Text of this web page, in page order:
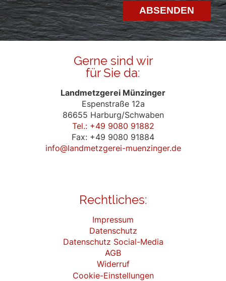
ABSENDEN
Alternative:
Gerne sind wir
für Sie da:
Landmetzgerei Münzinger
Espenstraße 12a
86655 Harburg/Schwaben
Tel.: +49 9080 91882
Fax: +49 9080 91884
info@landmetzgerei-muenzinger.de
Rechtliches:
Impressum
Datenschutz
Datenschutz Social-Media
AGB
Widerruf
Cookie-Einstellungen